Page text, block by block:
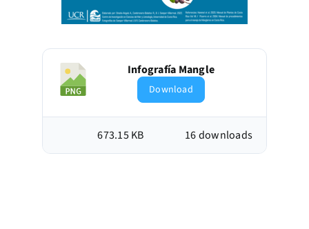
Infografía Mangle
Download
16 downloads
673.15 KB